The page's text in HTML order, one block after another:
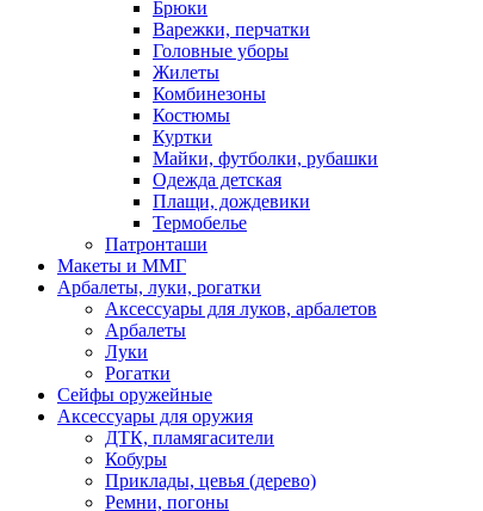
Брюки
Варежки, перчатки
Головные уборы
Жилеты
Комбинезоны
Костюмы
Куртки
Майки, футболки, рубашки
Одежда детская
Плащи, дождевики
Термобелье
Патронташи
Макеты и ММГ
Арбалеты, луки, рогатки
Аксессуары для луков, арбалетов
Арбалеты
Луки
Рогатки
Сейфы оружейные
Аксессуары для оружия
ДТК, пламягасители
Кобуры
Приклады, цевья (дерево)
Ремни, погоны